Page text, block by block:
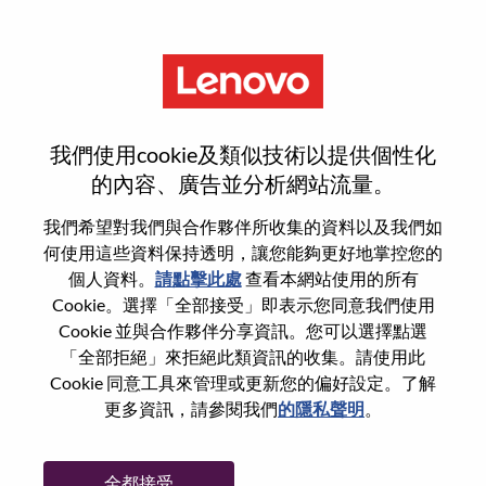
我們使用cookie及類似技術以提供個性化
的內容、廣告並分析網站流量。
我們希望對我們與合作夥伴所收集的資料以及我們如
何使用這些資料保持透明，讓您能夠更好地掌控您的
個人資料。 請點擊此處查看本網站使用的所有
Cookie。選擇「全部接受」即表示您同意我們使用
Cookie 並與合作夥伴分享資訊。您可以選擇點選
「全部拒絕」來拒絕此類資訊的收集。請使用此
Cookie 同意工具來管理或更新您的偏好設定。了解
更多資訊，請參閱我們的隱私聲明。
Business Development And
Benchmark Operations Lead
一般信息
參考編號WD00101044
銷售支援